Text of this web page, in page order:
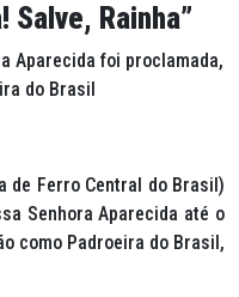
Salve, Rainha”
Aparecida foi proclamada,
do Brasil
de Ferro Central do Brasil)
Senhora Aparecida até o
como Padroeira do Brasil,